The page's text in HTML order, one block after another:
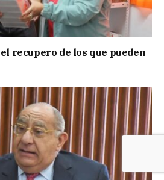
recupero de los que pueden